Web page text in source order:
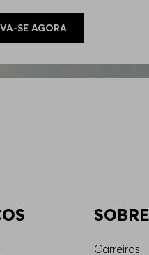
SE AGORA
Carreiras